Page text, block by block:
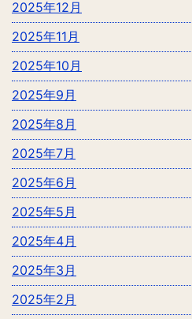
2025年12月
2025年11月
2025年10月
2025年9月
2025年8月
2025年7月
2025年6月
2025年5月
2025年4月
2025年3月
2025年2月